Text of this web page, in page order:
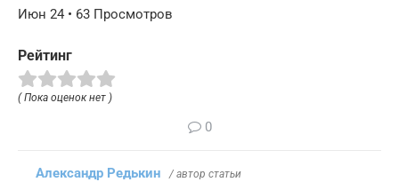
Июн 24 • 63 Просмотров
Рейтинг
( Пока оценок нет )
0
Александр Редькин / автор статьи